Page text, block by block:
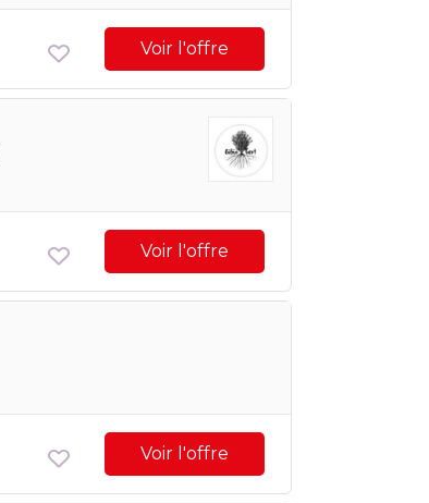
Voir l'offre
Voir l'offre
Voir l'offre